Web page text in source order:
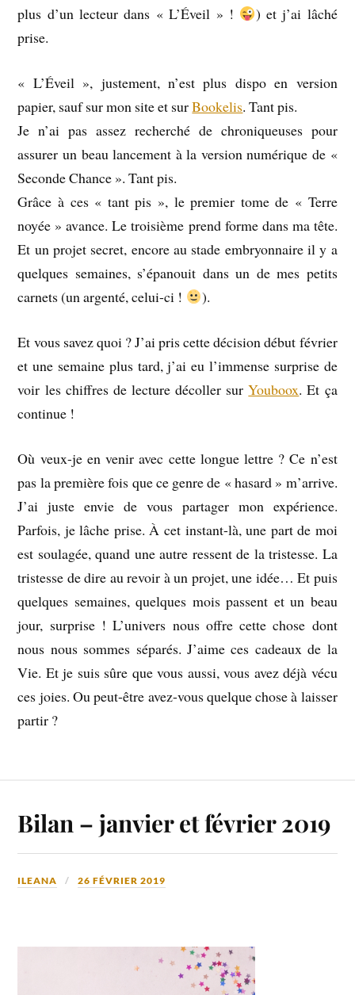
plus d’un lecteur dans « L’Éveil » !
) et j’ai lâché
prise.
« L’Éveil », justement, n’est plus dispo en version
papier, sauf sur mon site et surBookelis. Tant pis.
Je n’ai pas assez recherché de chroniqueuses pour
assurer un beau lancement à la version numérique de «
Seconde Chance ». Tant pis.
Grâce à ces « tant pis », le premier tome de « Terre
noyée » avance. Le troisième prend forme dans ma tête.
Et un projet secret, encore au stade embryonnaire il y a
quelques semaines, s’épanouit dans un de mes petits
carnets (un argenté, celui-ci !
).
Et vous savez quoi ? J’ai pris cette décision début février
et une semaine plus tard, j’ai eu l’immense surprise de
voir les chiffres de lecture décoller surYouboox. Et ça
continue !
Où veux-je en venir avec cette longue lettre ? Ce n’est
pas la première fois que ce genre de « hasard » m’arrive.
J’ai juste envie de vous partager mon expérience.
Parfois, je lâche prise. À cet instant-là, une part de moi
est soulagée, quand une autre ressent de la tristesse. La
tristesse de dire au revoir à un projet, une idée… Et puis
quelques semaines, quelques mois passent et un beau
jour, surprise ! L’univers nous offre cette chose dont
nous nous sommes séparés. J’aime ces cadeaux de la
Vie. Et je suis sûre que vous aussi, vous avez déjà vécu
ces joies. Ou peut-être avez-vous quelque chose à laisser
partir ?
Bilan – janvier et février 2019
ILEANA 26 FÉVRIER 2019